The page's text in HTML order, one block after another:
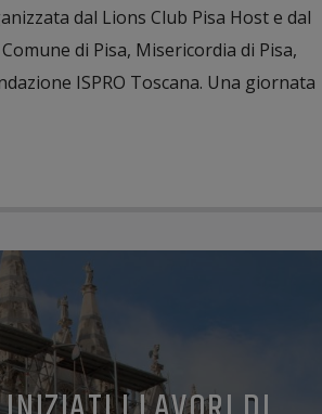
dal Lions Club Pisa Host e dal
di Pisa, Misericordia di Pisa,
ISPRO Toscana. Una giornata